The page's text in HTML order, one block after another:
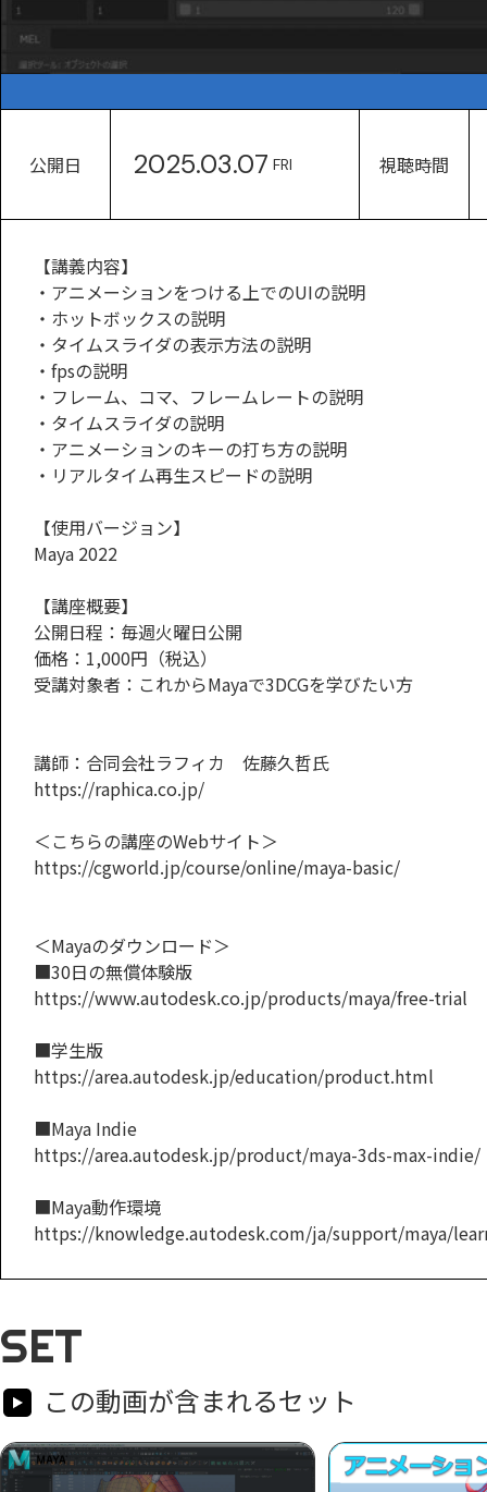
公開日 2025.03.07 FRI 視聴時間
【講義内容】
・アニメーションをつける上でのUIの説明
・ホットボックスの説明
・タイムスライダの表示方法の説明
・fpsの説明
・フレーム、コマ、フレームレートの説明
・タイムスライダの説明
・アニメーションのキーの打ち方の説明
・リアルタイム再生スピードの説明
【使用バージョン】
Maya 2022
【講座概要】
公開日程：毎週火曜日公開
価格：1,000円（税込）
受講対象者：これからMayaで3DCGを学びたい方
講師：合同会社ラフィカ 佐藤久哲氏
https://raphica.co.jp/
＜こちらの講座のWebサイト＞
https://cgworld.jp/course/online/maya-basic/
＜Mayaのダウンロード＞
■30日の無償体験版
https://www.autodesk.co.jp/products/maya/free-trial
■学生版
https://area.autodesk.jp/education/product.html
■Maya Indie
https://area.autodesk.jp/product/maya-3ds-max-indie/
■Maya動作環境
https://knowledge.autodesk.com/ja/support/maya/
SET
この動画が含まれるセット